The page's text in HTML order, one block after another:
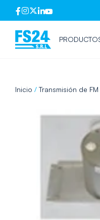
Inicio / Transmisión de FM